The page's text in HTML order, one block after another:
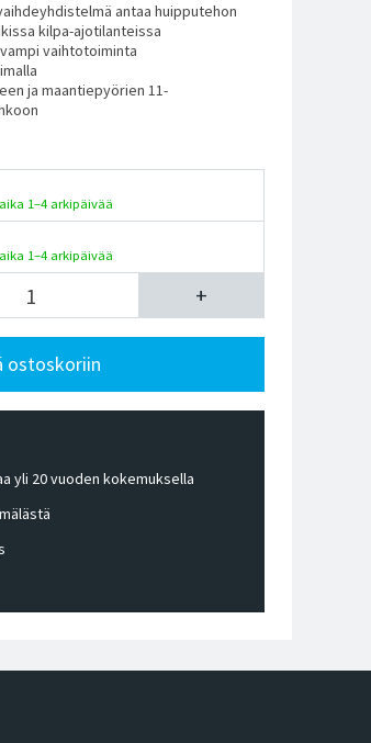
antaa huipputehon
kilpa-ajotilanteissa
vaihtotoiminta
ja maantiepyörien 11-
1–4 arkipäivää
1–4 arkipäivää
+
ostoskoriin
yli 20 vuoden kokemuksella